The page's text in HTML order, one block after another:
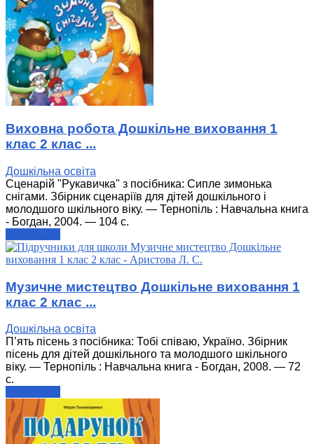
Виховна робота Дошкільне виховання 1
клас 2 клас ...
Дошкільна освіта
Сценарій "Рукавичка" з посібника: Сипле зимонька
снігами. Збірник сценаріїв для дітей дошкільного і
молодшого шкільного віку. — Тернопіль : Навчальна книга
- Богдан, 2004. — 104 с.
Музичне мистецтво Дошкільне виховання 1
клас 2 клас ...
Дошкільна освіта
П’ять пісень з посібника: Тобі співаю, Україно. Збірник
пісень для дітей дошкільного та молодшого шкільного
віку. — Тернопіль : Навчальна книга - Богдан, 2008. — 72
с.